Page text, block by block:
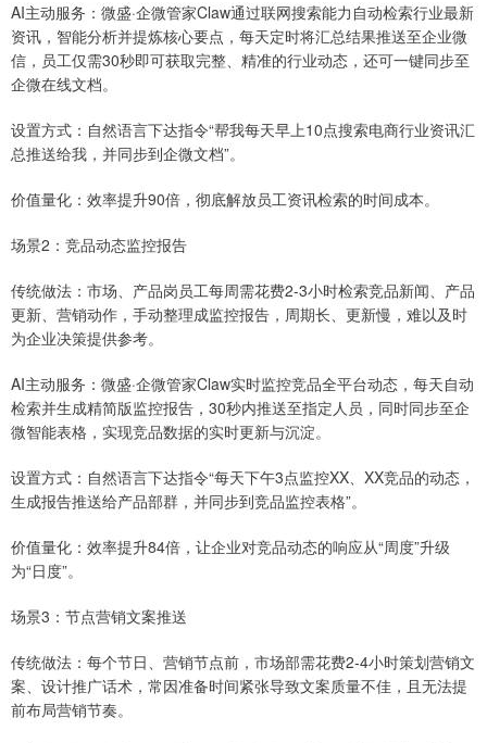
AI主动服务：微盛·企微管家Claw通过联网搜索能力自动检索行业最新
资讯，智能分析并提炼核心要点，每天定时将汇总结果推送至企业微
信，员工仅需30秒即可获取完整、精准的行业动态，还可一键同步至
企微在线文档。
设置方式：自然语言下达指令“帮我每天早上10点搜索电商行业资讯汇
总推送给我，并同步到企微文档”。
价值量化：效率提升90倍，彻底解放员工资讯检索的时间成本。
场景2：竞品动态监控报告
传统做法：市场、产品岗员工每周需花费2-3小时检索竞品新闻、产品
更新、营销动作，手动整理成监控报告，周期长、更新慢，难以及时
为企业决策提供参考。
AI主动服务：微盛·企微管家Claw实时监控竞品全平台动态，每天自动
检索并生成精简版监控报告，30秒内推送至指定人员，同时同步至企
微智能表格，实现竞品数据的实时更新与沉淀。
设置方式：自然语言下达指令“每天下午3点监控XX、XX竞品的动态，
生成报告推送给产品部群，并同步到竞品监控表格”。
价值量化：效率提升84倍，让企业对竞品动态的响应从“周度”升级
为“日度”。
场景3：节点营销文案推送
传统做法：每个节日、营销节点前，市场部需花费2-4小时策划营销文
案、设计推广话术，常因准备时间紧张导致文案质量不佳，且无法提
前布局营销节奏。